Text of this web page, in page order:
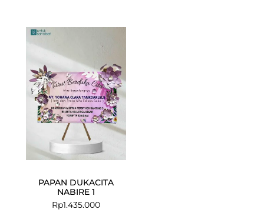
PAPAN DUKACITA
NABIRE 1
Rp1.435.000